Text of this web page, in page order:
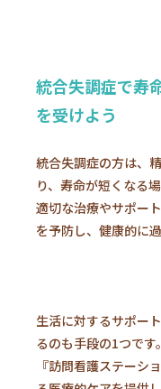
統合失調症で寿
を受けよう
統合失調症の方は、
り、寿命が短くなる
適切な治療やサポー
を予防し、健康的に
生活に対するサポー
るのも手段の1つです。
『訪問看護ステーシ